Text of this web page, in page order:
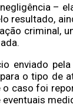
–
resultado,
criminal,
enviado
o tipo de
caso foi